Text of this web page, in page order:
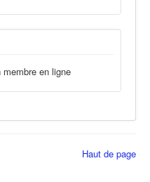
en ligne
Haut de page